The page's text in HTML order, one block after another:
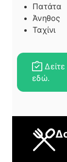
Πατάτα
Άνηθος
Ταχίνι
εδώ.